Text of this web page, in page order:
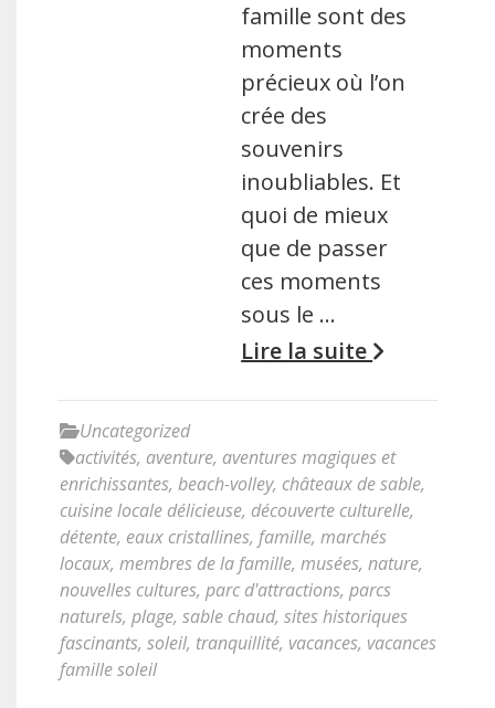
famille sont des
moments
précieux où l’on
crée des
souvenirs
inoubliables. Et
quoi de mieux
que de passer
ces moments
sous le …
Lire la suite
Uncategorized
activités, aventure, aventures magiques et
enrichissantes, beach-volley, châteaux de sable,
cuisine locale délicieuse, découverte culturelle,
détente, eaux cristallines, famille, marchés
locaux, membres de la famille, musées, nature,
nouvelles cultures, parc d'attractions, parcs
naturels, plage, sable chaud, sites historiques
fascinants, soleil, tranquillité, vacances, vacances
famille soleil